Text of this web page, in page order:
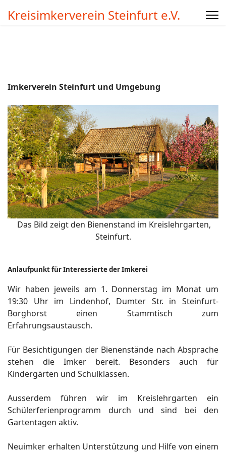
Kreisimkerverein Steinfurt e.V.
Imkerverein Steinfurt und Umgebung
Das Bild zeigt den Bienenstand im Kreislehrgarten,
Steinfurt.
Anlaufpunkt für Interessierte der Imkerei
Wir haben jeweils am 1. Donnerstag im Monat um
19:30 Uhr im Lindenhof, Dumter Str. in Steinfurt-
Borghorst einen Stammtisch zum
Erfahrungsaustausch.
Für Besichtigungen der Bienenstände nach Absprache
stehen die Imker bereit. Besonders auch für
Kindergärten und Schulklassen.
Ausserdem führen wir im Kreislehrgarten ein
Schülerferienprogramm durch und sind bei den
Gartentagen aktiv.
Neuimker erhalten Unterstützung und Hilfe von einem